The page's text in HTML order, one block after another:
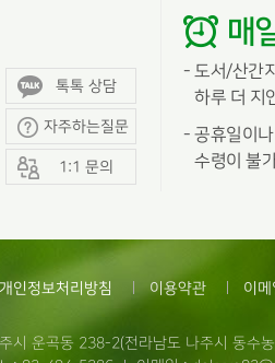
톡톡 상담
자주하는질문
1:1 문의
매
- 도서/산간
하루 더 지
- 공휴일이
수령이 불
개인정보처리방침 이용약관 이
시 운곡동 238-2(전라남도 나주시 동수